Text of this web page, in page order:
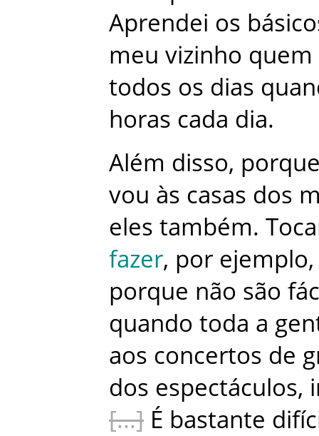
Aprendei os
meu vizinho quem
todos os dias
horas cada dia.
Além disso,
vou às casas dos
eles também.
fazer, por ejemplo,
porque não são
quando toda a
aos concertos de
dos espectáculos,
É bastante